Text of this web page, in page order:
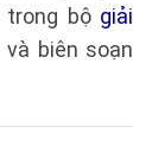
trong bộ giải
biên soạn